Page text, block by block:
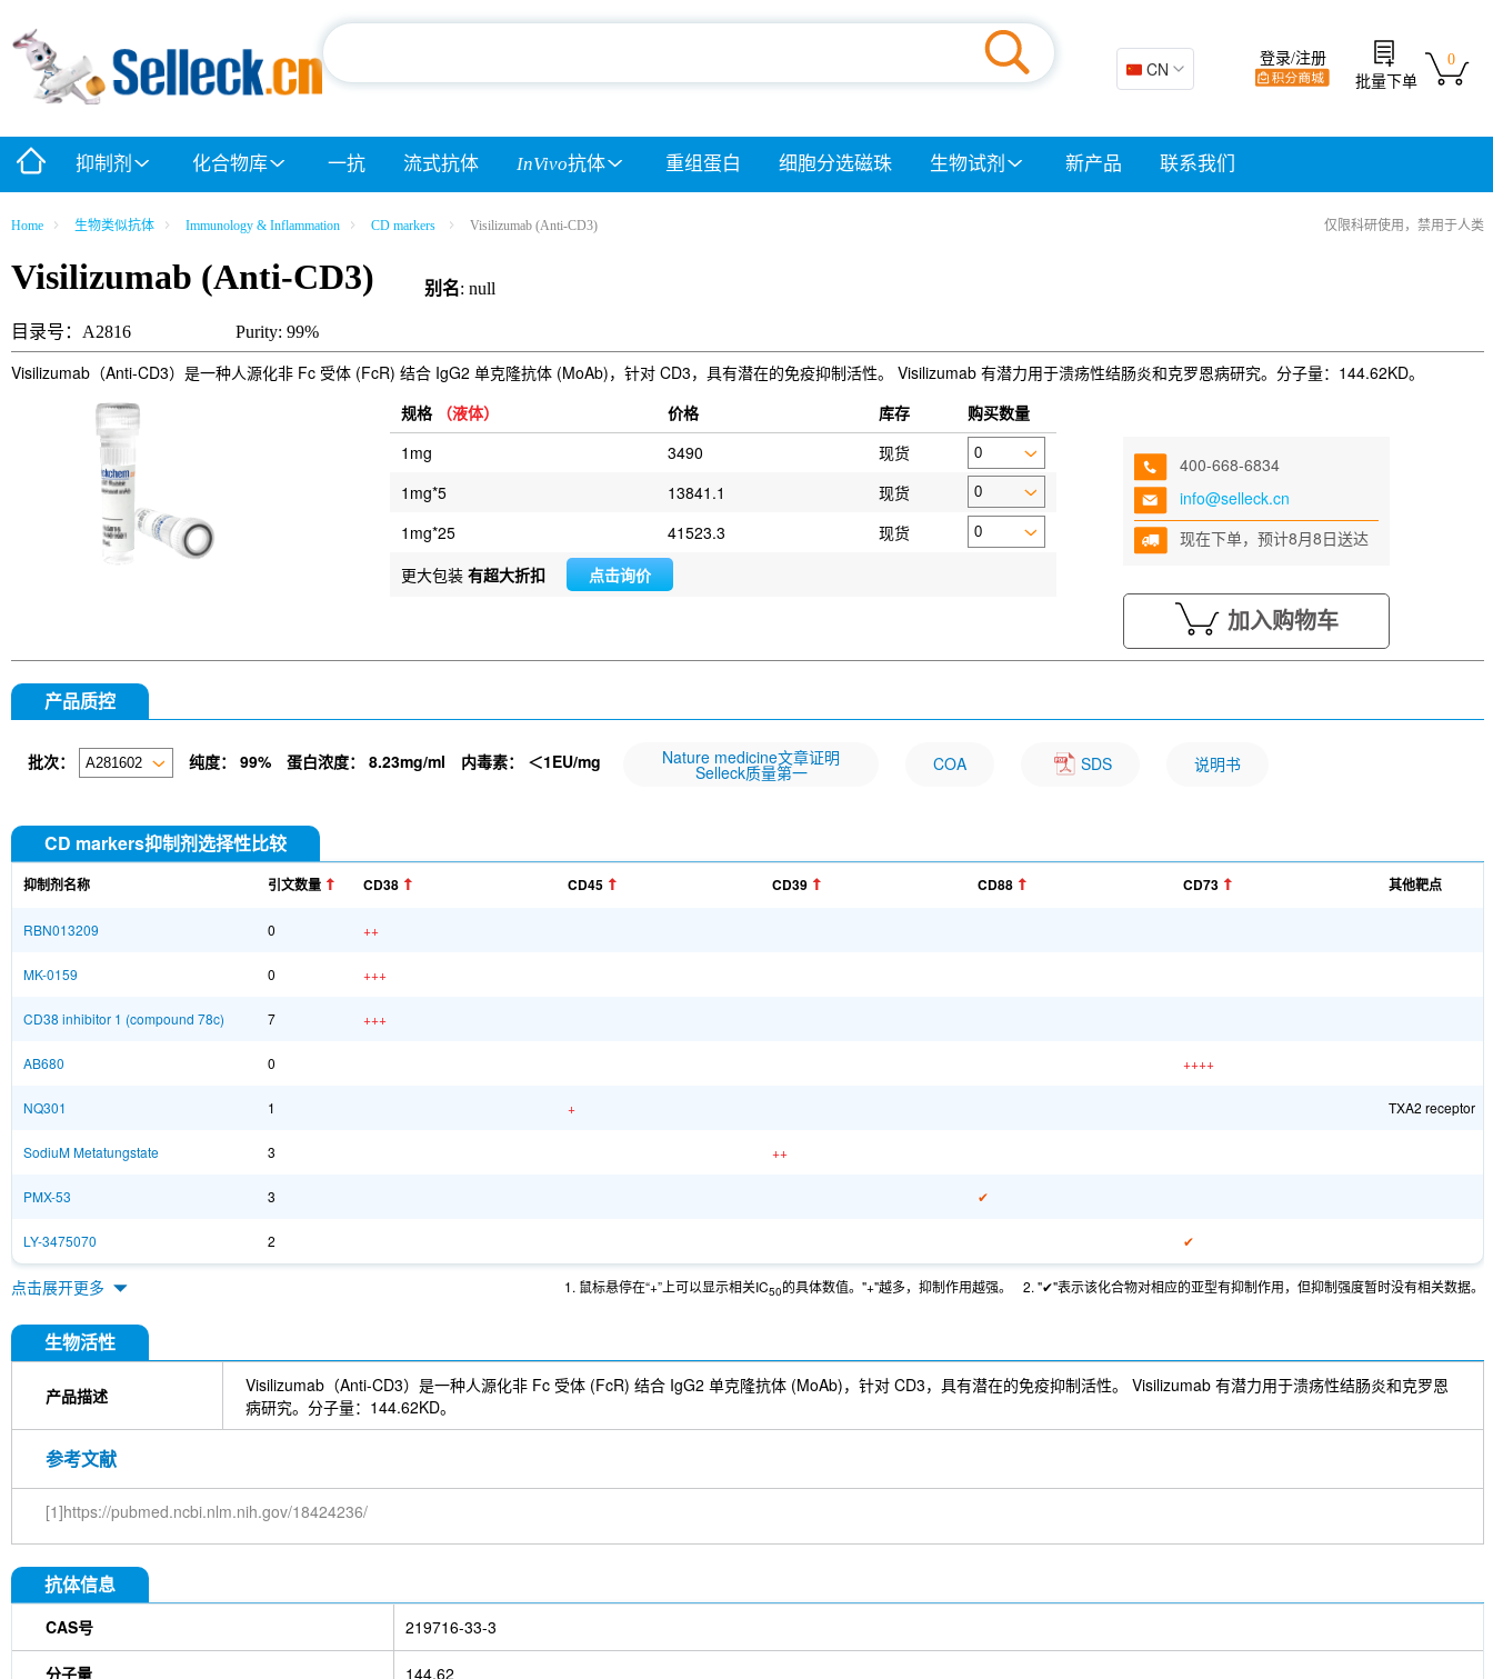
🇨🇳 CN
0
批量下单
登录/注册
抑制剂 化合物库 一抗 流式抗体 InVivo抗体 重组蛋白 细胞分选磁珠 生物试剂 新产品 联系我们
Home 生物类似抗体 Immunology & Inflammation CD markers Visilizumab (Anti-CD3) 仅限科研使用，禁用于人类
Visilizumab (Anti-CD3) 别名: null
目录号：A2816 Purity: 99%
Visilizumab（Anti-CD3）是一种人源化非 Fc 受体 (FcR) 结合 IgG2 单克隆抗体 (MoAb)，针对 CD3，具有潜在的免疫抑制活性。 Visilizumab 有潜力用于溃疡性结肠炎和克罗恩病研究。分子量：144.62KD。
规格 （液体） 价格 库存
购买数量
1mg
3490
现货
1mg*5
13841.1
现货
1mg*25
41523.3
现货
更大包装 有超大折扣 点击询价
400-668-6834
info@selleck.cn
现在下单，预计8月8日送达
加入购物车
产品质控
批次： 纯度： 99% 蛋白浓度： 8.23mg/ml 内毒素： ＜1EU/mg Nature medicine文章证明
Selleck质量第一 COA SDS 说明书
CD markers抑制剂选择性比较
抑制剂名称 引文数量 CD38 CD45 CD39 CD88 CD73 其他靶点
RBN013209 0 ++
MK-0159 0 +++
CD38 inhibitor 1 (compound 78c) 7 +++
AB680 0 ++++
NQ301 1 + TXA2 receptor
SodiuM Metatungstate 3 ++
PMX-53 3 ✔
LY-3475070 2 ✔
点击展开更多 1. 鼠标悬停在“+”上可以显示相关IC50的具体数值。"+"越多，抑制作用越强。 2. "✔"表示该化合物对相应的亚型有抑制作用，但抑制强度暂时没有相关数据。
生物活性
产品描述
Visilizumab（Anti-CD3）是一种人源化非 Fc 受体 (FcR) 结合 IgG2 单克隆抗体 (MoAb)，针对 CD3，具有潜在的免疫抑制活性。 Visilizumab 有潜力用于溃疡性结肠炎和克罗恩
病研究。分子量：144.62KD。
参考文献
[1]https://pubmed.ncbi.nlm.nih.gov/18424236/
抗体信息
CAS号 219716-33-3
分子量 144.62